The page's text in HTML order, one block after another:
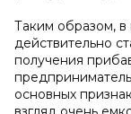
Таким образом,
действительно
получения
основных